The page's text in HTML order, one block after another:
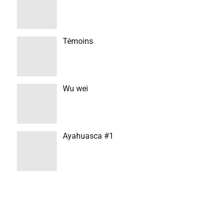
Témoins
Wu wei
Ayahuasca #1